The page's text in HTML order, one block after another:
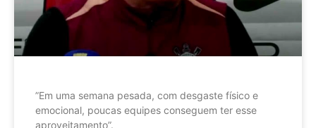
”Em uma semana pesada, com desgaste físico e
emocional, poucas equipes conseguem ter esse
aproveitamento”.